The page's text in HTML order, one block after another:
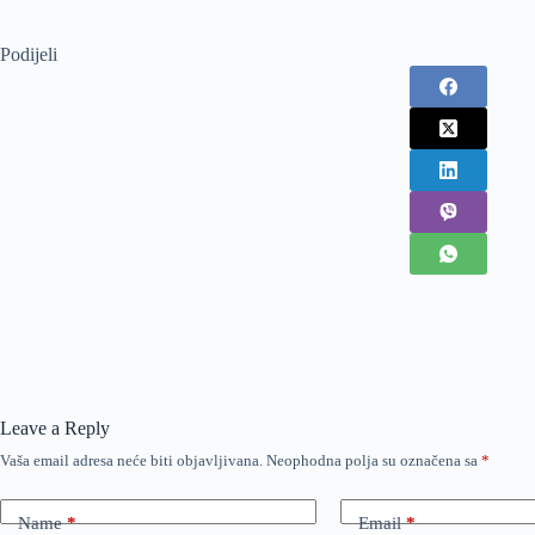
Podijeli
Leave a Reply
Vaša email adresa neće biti objavljivana. Neophodna polja su označena sa *
Name* Email*